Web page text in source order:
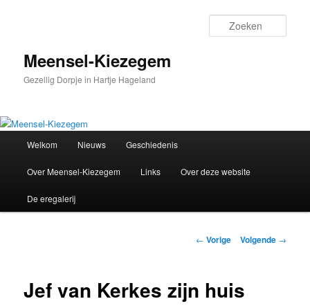
inhoudMeensel-Kiezegem
Gezellig Dorpje in Hartje Hageland
Welkom Nieuws Geschiedenis
Over Meensel-Kiezegem Links Over deze website
De eregalerij
Berichtnavigatie
← Vorige Volgende →
Jef van Kerkes zijn huis